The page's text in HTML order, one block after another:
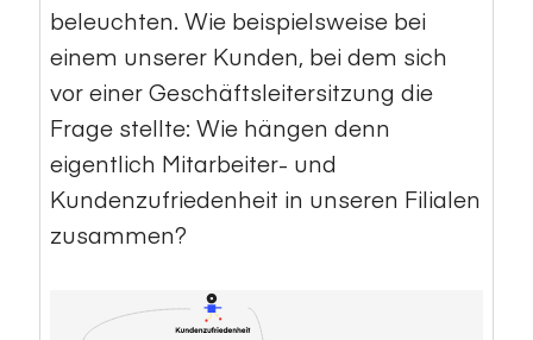
beleuchten. Wie beispielsweise bei
einem unserer Kunden, bei dem sich
vor einer Geschäftsleitersitzung die
Frage stellte: Wie hängen denn
eigentlich Mitarbeiter- und
Kundenzufriedenheit in unseren Filialen
zusammen?